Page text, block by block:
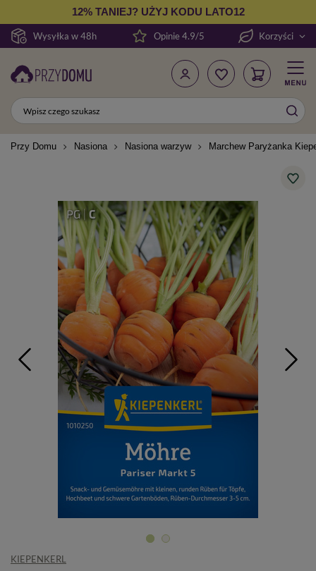
Wysyłka w 48h
12% TANIEJ? UŻYJ KODU LATO12
Opinie 4.9/5 Korzyści
Przy Domu Nasiona Nasiona warzyw Marchew Paryżanka
KIEPENKERL